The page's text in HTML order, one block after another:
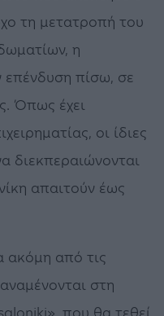
τη μετατροπή του
η
πίσω, σε
Όπως έχει
οι ίδιες
διεκπεραιώνονται
απαιτούν έως
ακόμη από τις
στη